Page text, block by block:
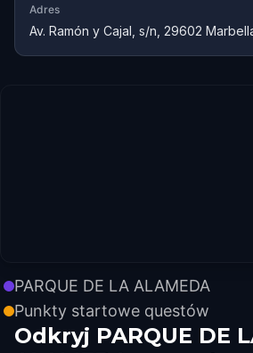
Adres
Av. Ramón y Cajal, s/n, 29602
PARQUE DE LA ALAMEDA
Punkty startowe questów
Odkryj PARQUE DE